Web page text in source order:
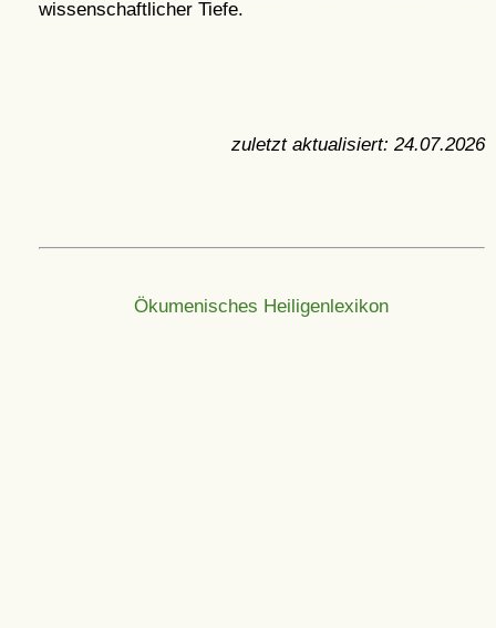
wissenschaftlicher Tiefe.
zuletzt aktualisiert: 24.07.2026
Ökumenisches Heiligenlexikon